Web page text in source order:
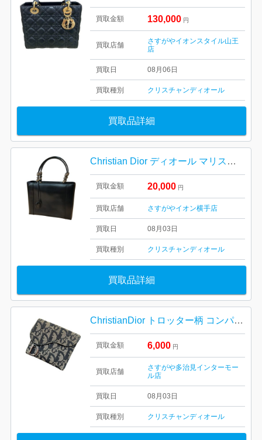
買取金額 130,000 円
買取店舗
さすがやイオンスタイル山王
店
買取日 08月06日
買取種別 クリスチャンディオール
買取品詳細
Christian Dior ディオール マリスパール ハンドバッグ
買取金額 20,000 円
買取店舗 さすがやイオン横手店
買取日 08月03日
買取種別 クリスチャンディオール
買取品詳細
ChristianDior トロッター柄 コンパクト財布 02LU 0093 クリスチャン ディオール
買取金額 6,000 円
買取店舗
さすがや多治見インターモー
ル店
買取日 08月03日
買取種別 クリスチャンディオール